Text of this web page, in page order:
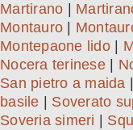
Martirano
Montauro
Montepaone lido|
Nocera terinese|
San pietro a maida
basile
Soverato
Soveria simeri